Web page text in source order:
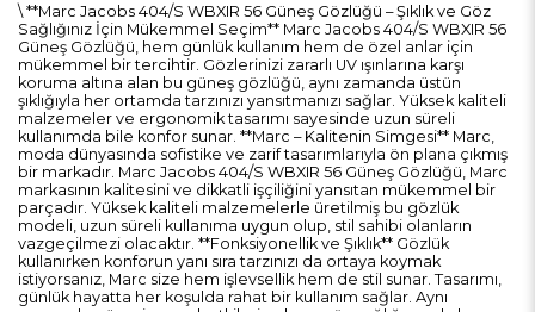
\ **Marc Jacobs 404/S WBXIR 56 Güneş Gözlüğü – Şıklık ve Göz
Sağlığınız İçin Mükemmel Seçim** Marc Jacobs 404/S WBXIR 56
Güneş Gözlüğü, hem günlük kullanım hem de özel anlar için
mükemmel bir tercihtir. Gözlerinizi zararlı UV ışınlarına karşı
koruma altına alan bu güneş gözlüğü, aynı zamanda üstün
şıklığıyla her ortamda tarzınızı yansıtmanızı sağlar. Yüksek kaliteli
malzemeler ve ergonomik tasarımı sayesinde uzun süreli
kullanımda bile konfor sunar. **Marc – Kalitenin Simgesi** Marc,
moda dünyasında sofistike ve zarif tasarımlarıyla ön plana çıkmış
bir markadır. Marc Jacobs 404/S WBXIR 56 Güneş Gözlüğü, Marc
markasının kalitesini ve dikkatli işçiliğini yansıtan mükemmel bir
parçadır. Yüksek kaliteli malzemelerle üretilmiş bu gözlük
modeli, uzun süreli kullanıma uygun olup, stil sahibi olanların
vazgeçilmezi olacaktır. **Fonksiyonellik ve Şıklık** Gözlük
kullanırken konforun yanı sıra tarzınızı da ortaya koymak
istiyorsanız, Marc size hem işlevsellik hem de stil sunar. Tasarımı,
günlük hayatta her koşulda rahat bir kullanım sağlar. Aynı